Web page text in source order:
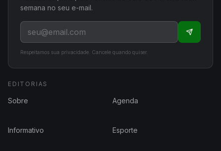
semana no seu e-mail.
Respeitamos sua privacidade. Cancele quando quiser.
EDITORIAS
Sobre Agenda
Informativo Esporte